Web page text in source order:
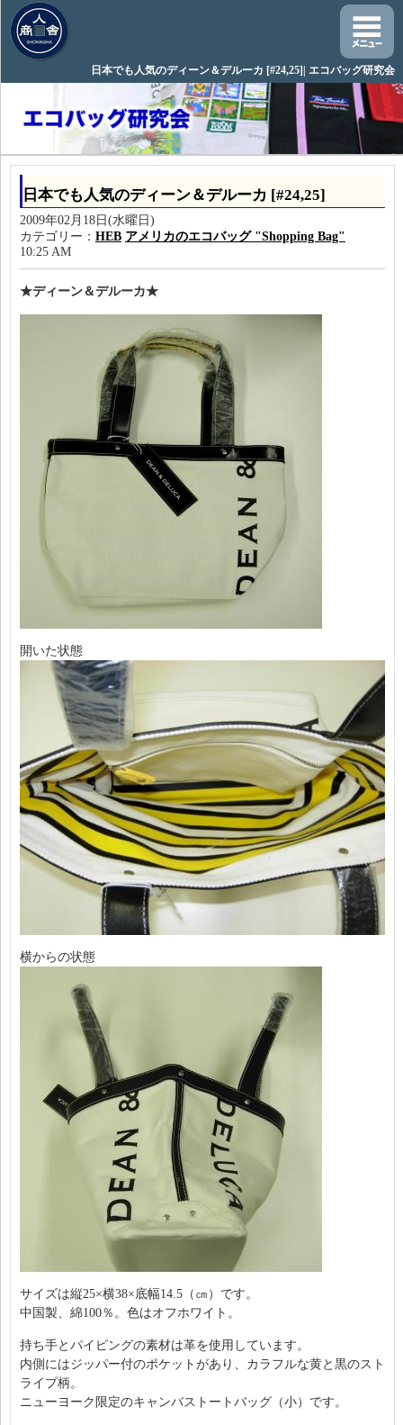
日本でも人気のディーン＆デルーカ [#24,25]| エコバッグ研究会
日本でも人気のディーン＆デルーカ [#24,25]
2009年02月18日(水曜日)
カテゴリー： HEB アメリカのエコバッグ "Shopping Bag"
10:25 AM
★ディーン＆デルーカ★
開いた状態
横からの状態
サイズは縦25×横38×底幅14.5（㎝）です。
中国製、綿100％。色はオフホワイト。
持ち手とパイピングの素材は革を使用しています。
内側にはジッパー付のポケットがあり、カラフルな黄と黒のスト
ライプ柄。
ニューヨーク限定のキャンバストートバッグ（小）です。